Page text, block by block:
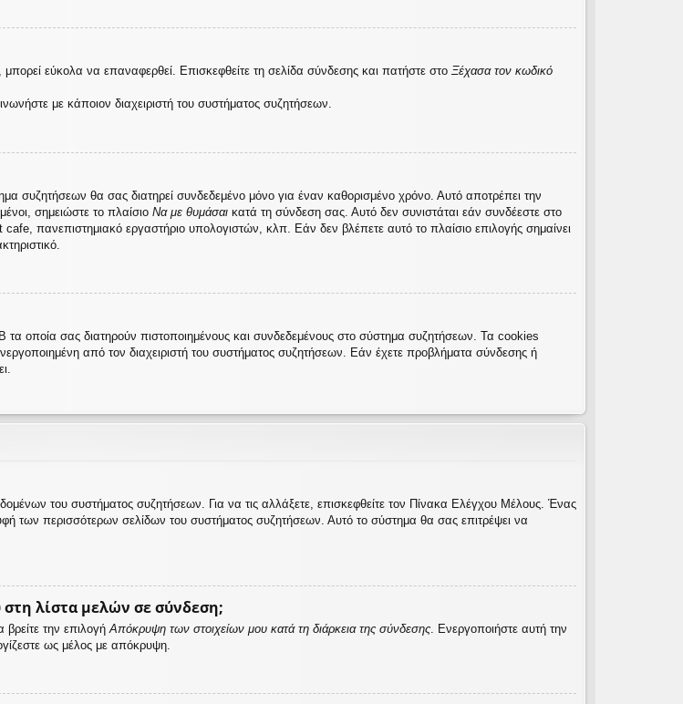
εύκολα να επαναφερθεί. Επισκεφθείτε τη σελίδα σύνδεσης και πατήστε στο Ξέχασα τον κωδικό
με κάποιον διαχειριστή του συστήματος συζητήσεων.
συζητήσεων θα σας διατηρεί συνδεδεμένο μόνο για έναν καθορισμένο χρόνο. Αυτό αποτρέπει την
σημειώστε το πλαίσιο Να με θυμάσαι κατά τη σύνδεση σας. Αυτό δεν συνιστάται εάν συνδέεστε στο
πανεπιστημιακό εργαστήριο υπολογιστών, κλπ. Εάν δεν βλέπετε αυτό το πλαίσιο επιλογής σημαίνει
οποία σας διατηρούν πιστοποιημένους και συνδεδεμένους στο σύστημα συζητήσεων. Τα cookies
από τον διαχειριστή του συστήματος συζητήσεων. Εάν έχετε προβλήματα σύνδεσης ή
του συστήματος συζητήσεων. Για να τις αλλάξετε, επισκεφθείτε τον Πίνακα Ελέγχου Μέλους. Ένας
των περισσότερων σελίδων του συστήματος συζητήσεων. Αυτό το σύστημα θα σας επιτρέψει να
λίστα μελών σε σύνδεση;
την επιλογή Απόκρυψη των στοιχείων μου κατά τη διάρκεια της σύνδεσης . Ενεργοποιήστε αυτή την
ως μέλος με απόκρυψη.